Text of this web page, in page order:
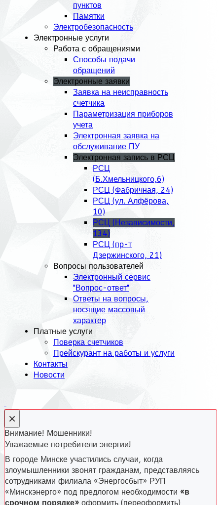
пунктов
Памятки
Электробезопасность
Электронные услуги
Работа с обращениями
Способы подачи
обращений
Электронные заявки
Заявка на неисправность
счетчика
Параметризация приборов
учета
Электронная заявка на
обслуживание ПУ
Электронная запись в РСЦ
РСЦ
(Б.Хмельницкого,6)
РСЦ (Фабричная, 24)
РСЦ (ул. Алфёрова,
10)
РСЦ (Независимости,
134)
РСЦ (пр-т
Дзержинского, 21)
Вопросы пользователей
Электронный сервис
"Вопрос-ответ"
Ответы на вопросы,
носящие массовый
характер
Платные услуги
Поверка счетчиков
Прейскурант на работы и услуги
Контакты
Новости
×
Внимание! Мошенники!
Уважаемые потребители энергии!
В городе Минске участились случаи, когда
злоумышленники звонят гражданам, представляясь
сотрудниками филиала «Энергосбыт» РУП
«Минскэнерго» под предлогом необходимости «в
срочном порядке» оформить (переоформить)